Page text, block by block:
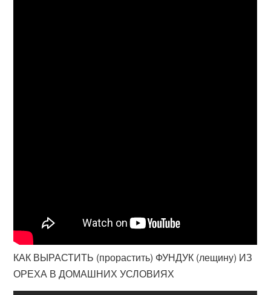
КАК ВЫРАСТИТЬ (прорастить) ФУНДУК (лещину) ИЗ
ОРЕХА В ДОМАШНИХ УСЛОВИЯХ